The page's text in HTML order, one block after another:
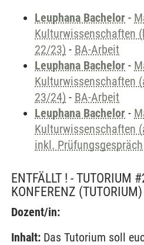
Leuphana Bachelor -
Kulturwissenschaften
22/23) - BA-Arbeit
Leuphana Bachelor -
Kulturwissenschaften
23/24) - BA-Arbeit
Leuphana Bachelor -
Kulturwissenschaften
inkl. Prüfungsgespräch
ENTFÄLLT ! - TUTORIUM
KONFERENZ (TUTORIUM)
Dozent/in:
Inhalt: Das Tutorium soll